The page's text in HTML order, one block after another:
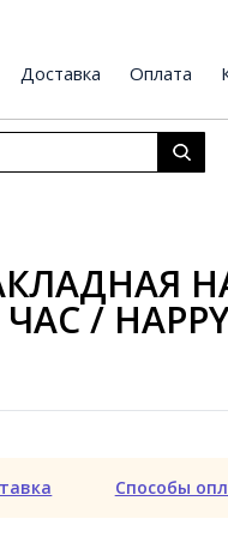
Доставка Оплата
/
Способы